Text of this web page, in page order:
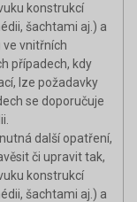
konstrukcí
šachtami aj.) a
ve vnitřních
případech, kdy
lze požadavky
se doporučuje
další opatření,
či upravit tak,
konstrukcí
šachtami aj.) a